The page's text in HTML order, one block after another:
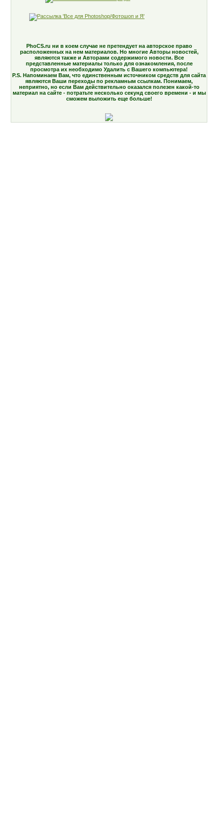
PhoCS.ru ни в коем случае не претендует на авторское право
расположенных на нем материалов. Но многие Авторы новостей,
являются также и Авторами содержимого новости. Все
представленные материалы только для ознакомления, после
просмотра их необходимо Удалить с Вашего компьютера!
P.S. Напоминаем Вам, что единственным источником средств для сайта
являются Ваши переходы по рекламным ссылкам. Понимаем,
неприятно, но если Вам действительно оказался полезен какой-то
материал на сайте - потратьте несколько секунд своего времени - и мы
сможем выложить еще больше!